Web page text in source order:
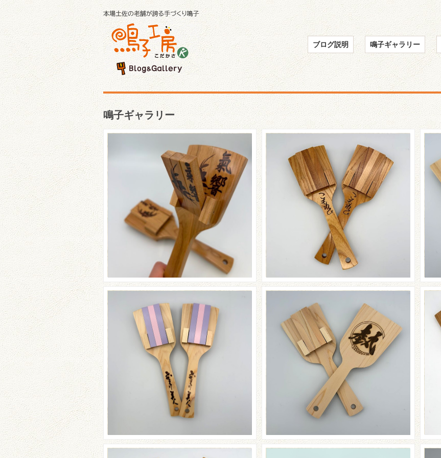
ブログ説明 鳴子ギャラリー
鳴子ギャラリー
☆氣響さんのご紹介☆ ☆こもれびさんのご紹介☆
☆みかえり美人さんのご紹介
☆熱晴れ（あっぱれ）さんの
ご紹介☆